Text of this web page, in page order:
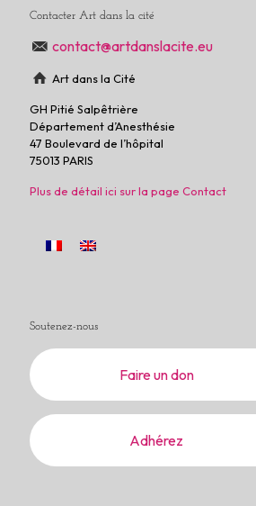
Contacter Art dans la cité
contact@artdanslacite.eu
Art dans la Cité
GH Pitié Salpêtrière
Département d’Anesthésie
47 Boulevard de l’hôpital
75013 PARIS
Plus de détail ici sur la page Contact
Soutenez-nous
Faire un don
Adhérez